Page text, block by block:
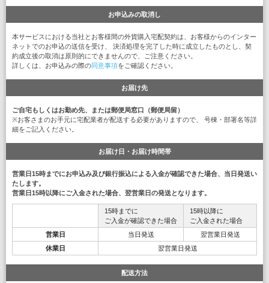
お申込みの取消し
本サービスにおける当社とお客様間の外貨購入宅配契約は、お客様からのインター
ネットでのお申込の送信を受け、 決済処理を完了した時に成立したものとし、契
約成立後の取消は原則的にできませんので、ご注意ください。
詳しくは、お申込みの際の同意事項をご確認ください。
お届け先
ご自宅もしくはお勤め先、または郵便局窓口（郵便局留）
※お客さまのお手元に宅配業者が配送する必要がありますので、 号棟・部署名等詳
細をご記入ください。
お届け日・お届け時間帯
営業日15時までにお申込み及び銀行振込による入金が確認できた場合、当日発送い
たします。
営業日15時以降にご入金された場合、翌営業日の発送となります。
15時までに
ご入金が確認できた場合
15時以降に
ご入金された場合
営業日
当日発送
翌営業日発送
休業日
翌営業日発送
配送方法